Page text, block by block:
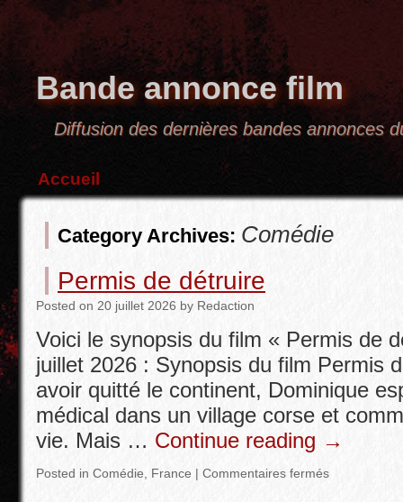
Bande annonce film
Diffusion des dernières bandes annonces
Accueil
Category Archives: Comédie
Permis de détruire
Posted on 20 juillet 2026 by Redaction
Voici le synopsis du film « Permis de
juillet 2026 : Synopsis du film Permis
avoir quitté le continent, Dominique
médical dans un village corse et
vie. Mais … Continue reading →
Posted in Comédie France | Commentaires fermés